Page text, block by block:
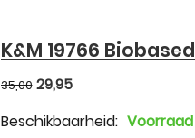
K&M 19766
35,00 29,95
Beschikbaarheid: Voorraad